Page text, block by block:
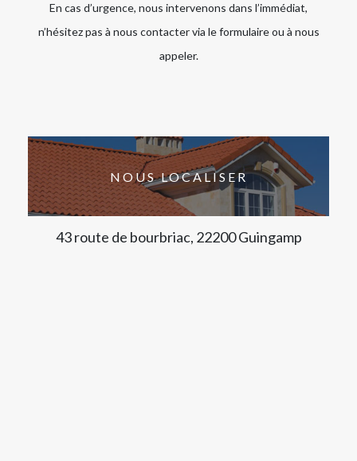
En cas d’urgence, nous intervenons dans l’immédiat,
n’hésitez pas à nous contacter via le formulaire ou à nous
appeler.
NOUS LOCALISER
43 route de bourbriac, 22200 Guingamp